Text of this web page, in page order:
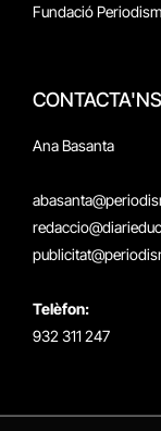
Fundació
CONTACTA'NS
Ana Basanta
Telèfon:
932 311 247